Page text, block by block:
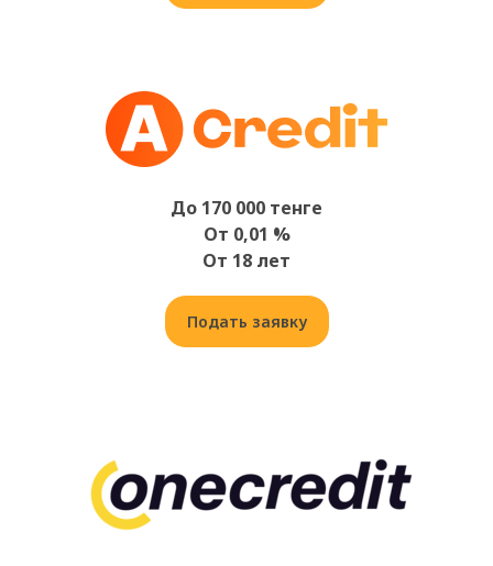
До 170 000 тенге
От 0,01 %
От 18 лет
Подать заявку